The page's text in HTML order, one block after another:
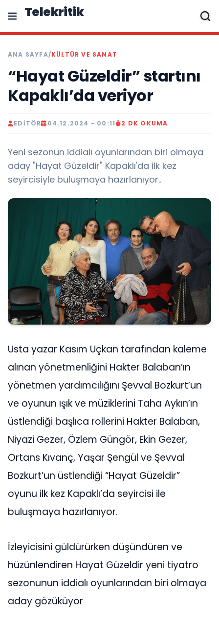
Telekritik
ANA SAYFA/KÜLTÜR VE SANAT
“Hayat Güzeldir” startını
Kapaklı’da veriyor
EDITÖR 04.12.2024 - 00:11 2 DK OKUMA
Yeni sezonun iddialı oyunlarından biri olmaya
aday "Hayat Güzeldir" Kapaklı'da ilk kez
seyircisiyle buluşmaya hazırlanıyor..
Usta yazar Kasım Uçkan tarafından kaleme
alınan yönetmenliğini Hakter Balaban’ın
yönetmen yardımcılığını Şevval Bozkurt’un
ve oyunun ışık ve müziklerini Taha Aykın’ın
üstlendiği başlıca rollerini Hakter Balaban,
Niyazi Gezer, Özlem Güngör, Ekin Gezer,
Ortans Kıvanç, Yaşar Şengül ve Şevval
Bozkurt’un üstlendiği “Hayat Güzeldir”
oyunu ilk kez Kapaklı’da seyircisi ile
buluşmaya hazırlanıyor.
İzleyicisini güldürürken düşündüren ve
hüzünlendiren Hayat Güzeldir yeni tiyatro
sezonunun iddialı oyunlarından biri olmaya
aday gözüküyor